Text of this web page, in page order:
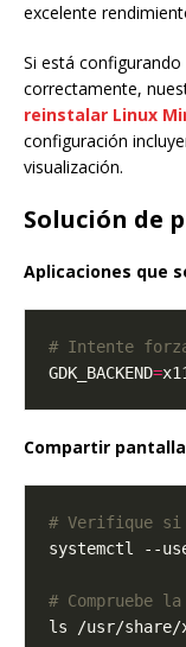
excelente
Si está
correctamente,
reinstalar Linux
configuración
visualización.
Solución de
Aplicaciones que
# Intente
GDK_BACKEND=
Compartir
# Verifique si
# Compruebe